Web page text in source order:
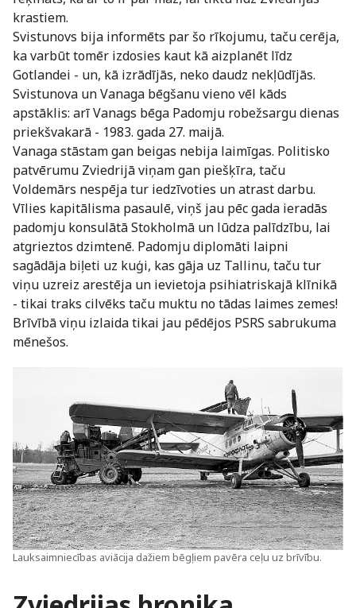
krastiem.
Svistunovs bija informēts par šo rīkojumu, taču cerēja,
ka varbūt tomēr izdosies kaut kā aizplanēt līdz
Gotlandei - un, kā izrādījās, neko daudz nekļūdījās.
Svistunova un Vanaga bēgšanu vieno vēl kāds
apstāklis: arī Vanags bēga Padomju robežsargu dienas
priekšvakarā - 1983. gada 27. maijā.
Vanaga stāstam gan beigas nebija laimīgas. Politisko
patvērumu Zviedrijā viņam gan piešķīra, taču
Voldemārs nespēja tur iedzīvoties un atrast darbu.
Vīlies kapitālisma pasaulē, viņš jau pēc gada ieradās
padomju konsulātā Stokholmā un lūdza palīdzību, lai
atgrieztos dzimtenē. Padomju diplomāti laipni
sagādāja biļeti uz kuģi, kas gāja uz Tallinu, taču tur
viņu uzreiz arestēja un ievietoja psihiatriskajā klīnikā
- tikai traks cilvēks taču muktu no tādas laimes zemes!
Brīvībā viņu izlaida tikai jau pēdējos PSRS sabrukuma
mēnešos.
Lauksaimniecības aviācija dažiem bēgļiem pavēra ceļu uz brīvību.